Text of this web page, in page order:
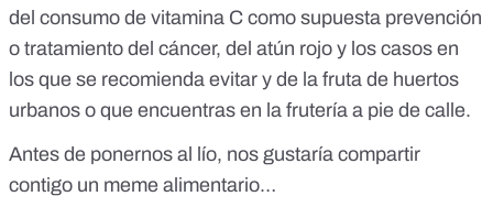
del consumo de vitamina C como supuesta prevención
o tratamiento del cáncer, del atún rojo y los casos en
los que se recomienda evitar y de la fruta de huertos
urbanos o que encuentras en la frutería a pie de calle.
Antes de ponernos al lío, nos gustaría compartir
contigo un meme alimentario…